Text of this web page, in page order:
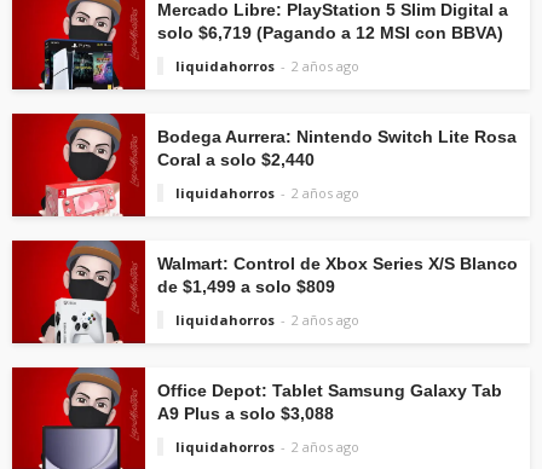
Mercado Libre: PlayStation 5 Slim Digital a
solo $6,719 (Pagando a 12 MSI con BBVA)
liquidahorros
2 años ago
Bodega Aurrera: Nintendo Switch Lite Rosa
Coral a solo $2,440
liquidahorros
2 años ago
Walmart: Control de Xbox Series X/S Blanco
de $1,499 a solo $809
liquidahorros
2 años ago
Office Depot: Tablet Samsung Galaxy Tab
A9 Plus a solo $3,088
liquidahorros
2 años ago